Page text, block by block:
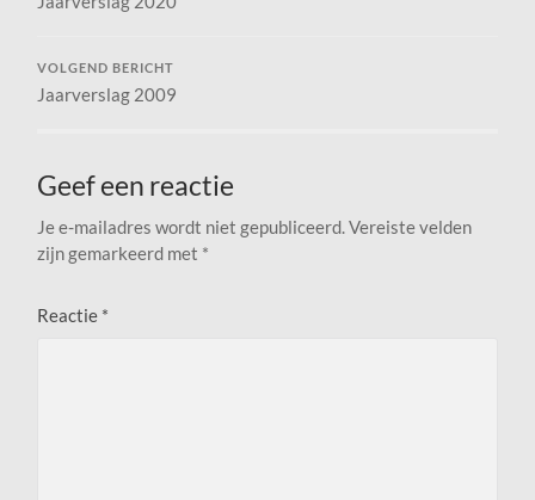
VOLGEND BERICHT
Jaarverslag 2009
Geef een reactie
Je e-mailadres wordt niet gepubliceerd.Vereiste velden
zijn gemarkeerd met *
Reactie *